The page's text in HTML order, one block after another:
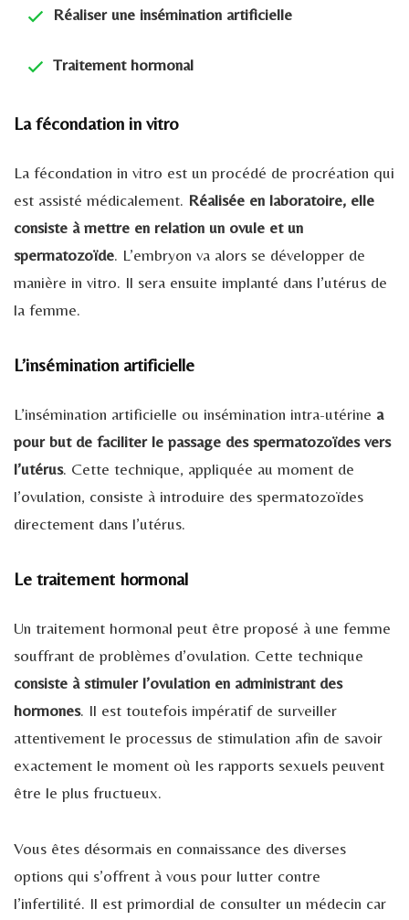
Réaliser une insémination artificielle
Traitement hormonal
La fécondation in vitro
La fécondation in vitro est un procédé de procréation qui
est assisté médicalement. Réalisée en laboratoire, elle
consiste à mettre en relation un ovule et un
spermatozoïde. L’embryon va alors se développer de
manière in vitro. Il sera ensuite implanté dans l’utérus de
la femme.
L’insémination artificielle
L’insémination artificielle ou insémination intra-utérine a
pour but de faciliter le passage des spermatozoïdes vers
l’utérus. Cette technique, appliquée au moment de
l’ovulation, consiste à introduire des spermatozoïdes
directement dans l’utérus.
Le traitement hormonal
Un traitement hormonal peut être proposé à une femme
souffrant de problèmes d’ovulation. Cette technique
consiste à stimuler l’ovulation en administrant des
hormones. Il est toutefois impératif de surveiller
attentivement le processus de stimulation afin de savoir
exactement le moment où les rapports sexuels peuvent
être le plus fructueux.
Vous êtes désormais en connaissance des diverses
options qui s’offrent à vous pour lutter contre
l’infertilité. Il est primordial de consulter un médecin car